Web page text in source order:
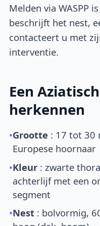
Melden via WASPP
beschrijft het nest,
contacteert u met
interventie.
Een
herkennen
•Grootte : 17 tot 30
Europese hoornaar
•Kleur : zwarte
achterlijf met een
segment
•Nest : bolvormig,